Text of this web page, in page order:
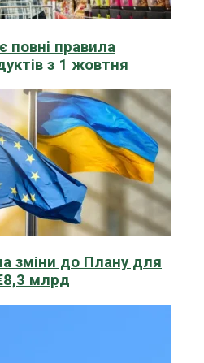
повні правила
з 1 жовтня
зміни до Плану для
млрд